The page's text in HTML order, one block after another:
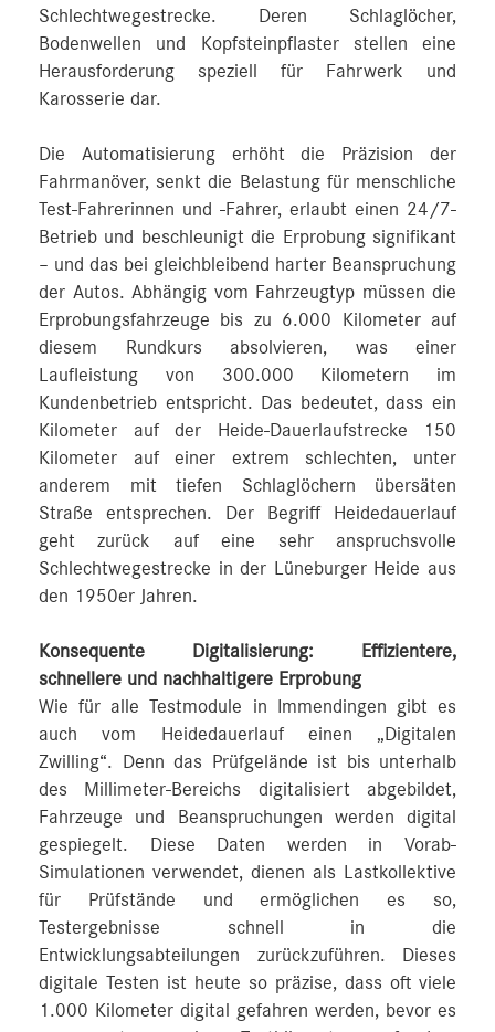
Schlechtwegestrecke. Deren Schlaglöcher,
Bodenwellen und Kopfsteinpflaster stellen eine
Herausforderung speziell für Fahrwerk und
Karosserie dar.
Die Automatisierung erhöht die Präzision der
Fahrmanöver, senkt die Belastung für menschliche
Test-Fahrerinnen und -Fahrer, erlaubt einen 24/7-
Betrieb und beschleunigt die Erprobung signifikant
– und das bei gleichbleibend harter Beanspruchung
der Autos. Abhängig vom Fahrzeugtyp müssen die
Erprobungsfahrzeuge bis zu 6.000 Kilometer auf
diesem Rundkurs absolvieren, was einer
Laufleistung von 300.000 Kilometern im
Kundenbetrieb entspricht. Das bedeutet, dass ein
Kilometer auf der Heide-Dauerlaufstrecke 150
Kilometer auf einer extrem schlechten, unter
anderem mit tiefen Schlaglöchern übersäten
Straße entsprechen. Der Begriff Heidedauerlauf
geht zurück auf eine sehr anspruchsvolle
Schlechtwegestrecke in der Lüneburger Heide aus
den 1950er Jahren.
Konsequente Digitalisierung: Effizientere,
schnellere und nachhaltigere Erprobung
Wie für alle Testmodule in Immendingen gibt es
auch vom Heidedauerlauf einen „Digitalen
Zwilling“. Denn das Prüfgelände ist bis unterhalb
des Millimeter-Bereichs digitalisiert abgebildet,
Fahrzeuge und Beanspruchungen werden digital
gespiegelt. Diese Daten werden in Vorab-
Simulationen verwendet, dienen als Lastkollektive
für Prüfstände und ermöglichen es so,
Testergebnisse schnell in die
Entwicklungsabteilungen zurückzuführen. Dieses
digitale Testen ist heute so präzise, dass oft viele
1.000 Kilometer digital gefahren werden, bevor es